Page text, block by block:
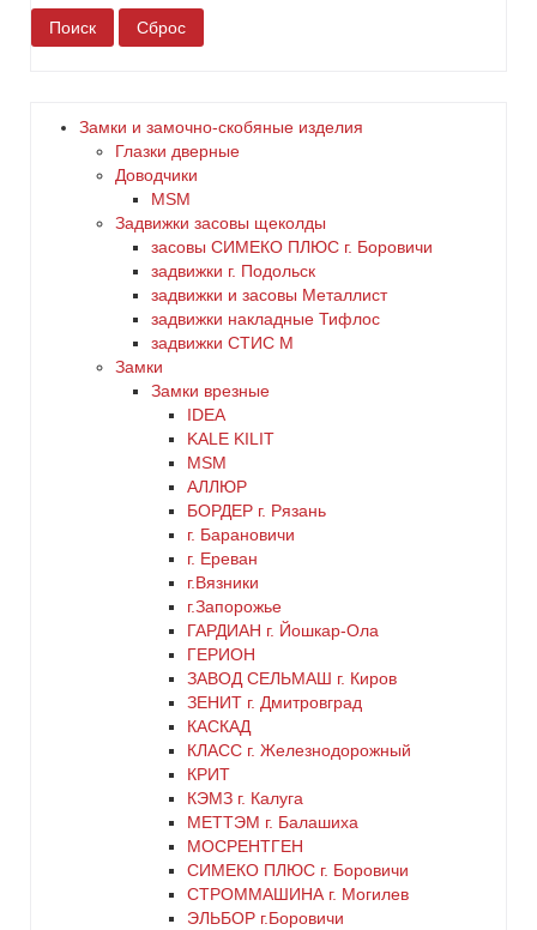
белый
желтый
Замки и замочно-скобяные изделия
Глазки дверные
Доводчики
MSM
Задвижки засовы щеколды
заcовы СИМЕКО ПЛЮС г. Боровичи
задвижки г. Подольск
задвижки и засовы Металлист
задвижки накладные Тифлос
задвижки СТИС М
Замки
Замки врезные
IDEA
KALE KILIT
MSM
АЛЛЮР
БОРДЕР г. Рязань
г. Барановичи
г. Ереван
г.Вязники
г.Запорожье
ГАРДИАН г. Йошкар-Ола
ГЕРИОН
ЗАВОД СЕЛЬМАШ г. Киров
ЗЕНИТ г. Дмитровград
КАСКАД
КЛАСС г. Железнодорожный
КРИТ
КЭМЗ г. Калуга
МЕТТЭМ г. Балашиха
МОСРЕНТГЕН
СИМЕКО ПЛЮС г. Боровичи
СТРОММАШИНА г. Могилев
ЭЛЬБОР г.Боровичи